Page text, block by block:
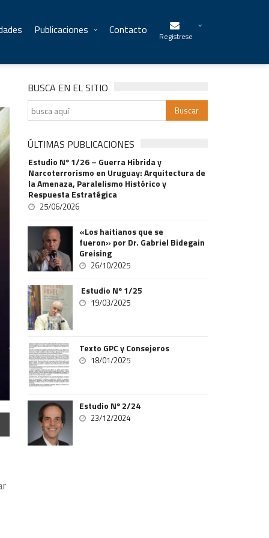
Publicaciones Contacto Registrese
BUSCA EN EL SITIO
ÚLTIMAS PUBLICACIONES
Estudio Nº 1/26 – Guerra Hibrida y
Narcoterrorismo en Uruguay: Arquitectura de
la Amenaza, Paralelismo Histórico y
Respuesta Estratégica
25/06/2026
«Los haitianos que se
fueron» por Dr. Gabriel Bidegain
Greising
26/10/2025
Estudio Nº 1/25
19/03/2025
Texto GPC y Consejeros
18/01/2025
Estudio Nº 2/24
23/12/2024